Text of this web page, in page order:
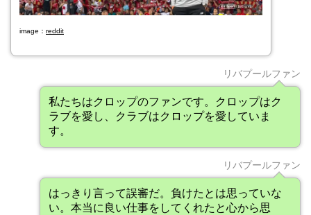
image： reddit
リバプールファン
私たちはクロップのファンです。クロップはク
ラブを愛し、クラブはクロップを愛していま
す。
リバプールファン
はっきり言って誤審だ。負けたとは思っていな
い。本当に良い仕事をしてくれたと心から思